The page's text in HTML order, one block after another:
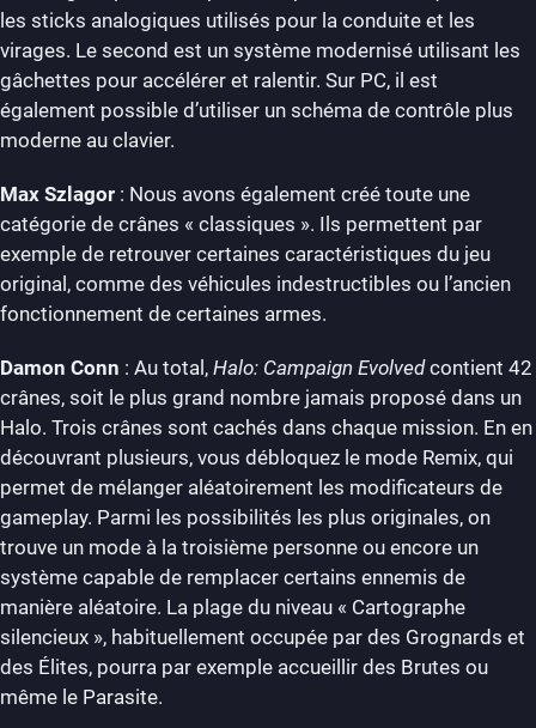
les sticks analogiques utilisés pour la conduite et les
virages. Le second est un système modernisé utilisant les
gâchettes pour accélérer et ralentir. Sur PC, il est
également possible d’utiliser un schéma de contrôle plus
moderne au clavier.
Max Szlagor : Nous avons également créé toute une
catégorie de crânes « classiques ». Ils permettent par
exemple de retrouver certaines caractéristiques du jeu
original, comme des véhicules indestructibles ou l’ancien
fonctionnement de certaines armes.
Damon Conn : Au total, Halo: Campaign Evolvedcontient 42
crânes, soit le plus grand nombre jamais proposé dans un
Halo. Trois crânes sont cachés dans chaque mission. En en
découvrant plusieurs, vous débloquez le mode Remix, qui
permet de mélanger aléatoirement les modificateurs de
gameplay. Parmi les possibilités les plus originales, on
trouve un mode à la troisième personne ou encore un
système capable de remplacer certains ennemis de
manière aléatoire. La plage du niveau « Cartographe
silencieux », habituellement occupée par des Grognards et
des Élites, pourra par exemple accueillir des Brutes ou
même le Parasite.